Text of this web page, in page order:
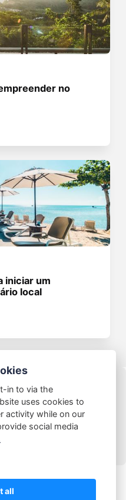
no
iniciar um
local
Tempeh
Termos e Condições
in to via the
uses cookies to
activity while on our
social media
all